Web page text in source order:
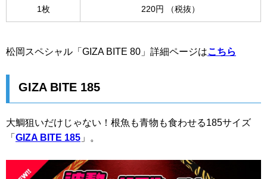
1枚 220円 （税抜）
松岡スペシャル「GIZA BITE 80」詳細ページはこちら
GIZA BITE 185
大鯛狙いだけじゃない！根魚も青物も食わせる185サイズ
「 GIZA BITE 185 」。